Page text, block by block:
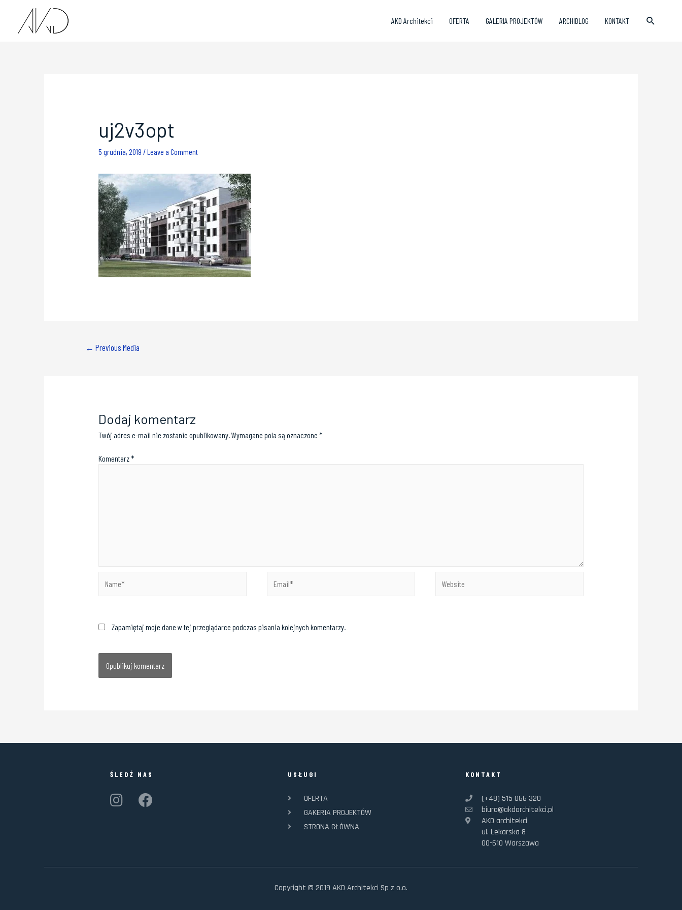
AKD Architekci OFERTA GALERIA PROJEKTÓW ARCHIBLOG KONTAKT
uj2v3opt
5 grudnia, 2019 /Leave a Comment
← Previous Media
Dodaj komentarz
Twój adres e-mail nie zostanie opublikowany. Wymagane pola są oznaczone *
Komentarz*
Zapamiętaj moje dane w tej przeglądarce podczas pisania kolejnych komentarzy.
ŚLEDŹ NAS USŁUGI
OFERTA
GAKERIA PROJEKTÓW
STRONA GŁÓWNA
KONTAKT
(+48) 515 066 320
biuro@akdarchitekci.pl
AKD architekci
ul. Lekarska 8
00-610 Warszawa
Copyright © 2019 AKD Architekci Sp z o.o.